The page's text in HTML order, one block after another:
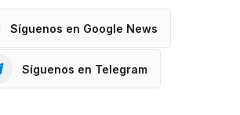
Síguenos en Google News
Síguenos en Telegram